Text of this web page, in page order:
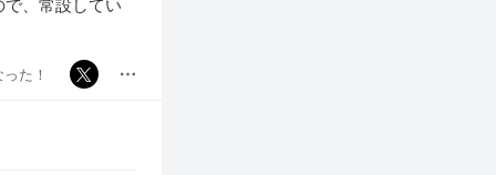
、常設してい
た！